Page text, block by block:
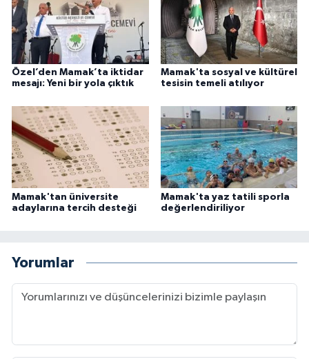
Özel’den Mamak’ta iktidar
mesajı: Yeni bir yola çıktık
Mamak'ta sosyal ve kültürel
tesisin temeli atılıyor
Mamak'tan üniversite
adaylarına tercih desteği
Mamak'ta yaz tatili sporla
değerlendiriliyor
Yorumlar